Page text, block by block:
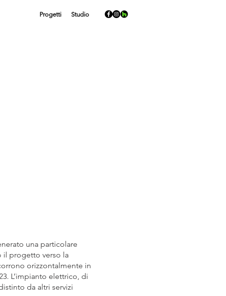
Progetti Studio
una particolare
il progetto verso la
orizzontalmente in
L’impianto elettrico, di
da altri servizi